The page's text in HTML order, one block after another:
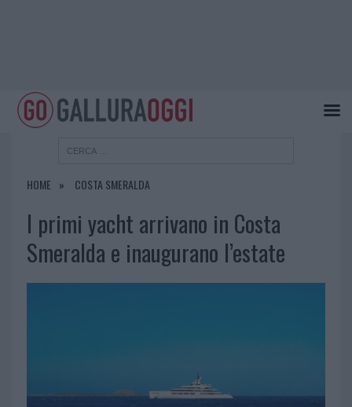
HOME COSTA SMERALDA
I primi yacht arrivano in Costa
Smeralda e inaugurano l’estate